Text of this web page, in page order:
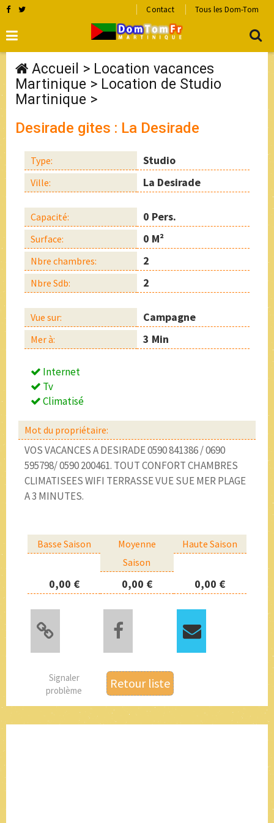
Contact Tous les Dom-Tom
Accueil > Location vacances
Martinique > Location de Studio
Martinique >
Desirade gites : La Desirade
Type: Studio
Ville: La Desirade
Capacité: 0 Pers.
Surface: 0 M²
Nbre chambres: 2
Nbre Sdb: 2
Vue sur: Campagne
Mer à: 3 Min
Internet
Tv
Climatisé
Mot du propriétaire:
VOS VACANCES A DESIRADE 0590 841386 / 0690
595798/ 0590 200461. TOUT CONFORT CHAMBRES
CLIMATISEES WIFI TERRASSE VUE SUE MER PLAGE
A 3 MINUTES.
Basse Saison
Moyenne
Saison
Haute Saison
0,00 € 0,00 € 0,00 €
Signaler
problème
Retour liste